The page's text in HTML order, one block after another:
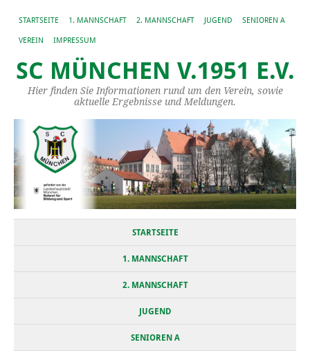
STARTSEITE 1. MANNSCHAFT 2. MANNSCHAFT JUGEND SENIOREN A
VEREIN IMPRESSUM
SC MÜNCHEN V.1951 E.V.
Hier finden Sie Informationen rund um den Verein, sowie
aktuelle Ergebnisse und Meldungen.
STARTSEITE
1. MANNSCHAFT
2. MANNSCHAFT
JUGEND
SENIOREN A